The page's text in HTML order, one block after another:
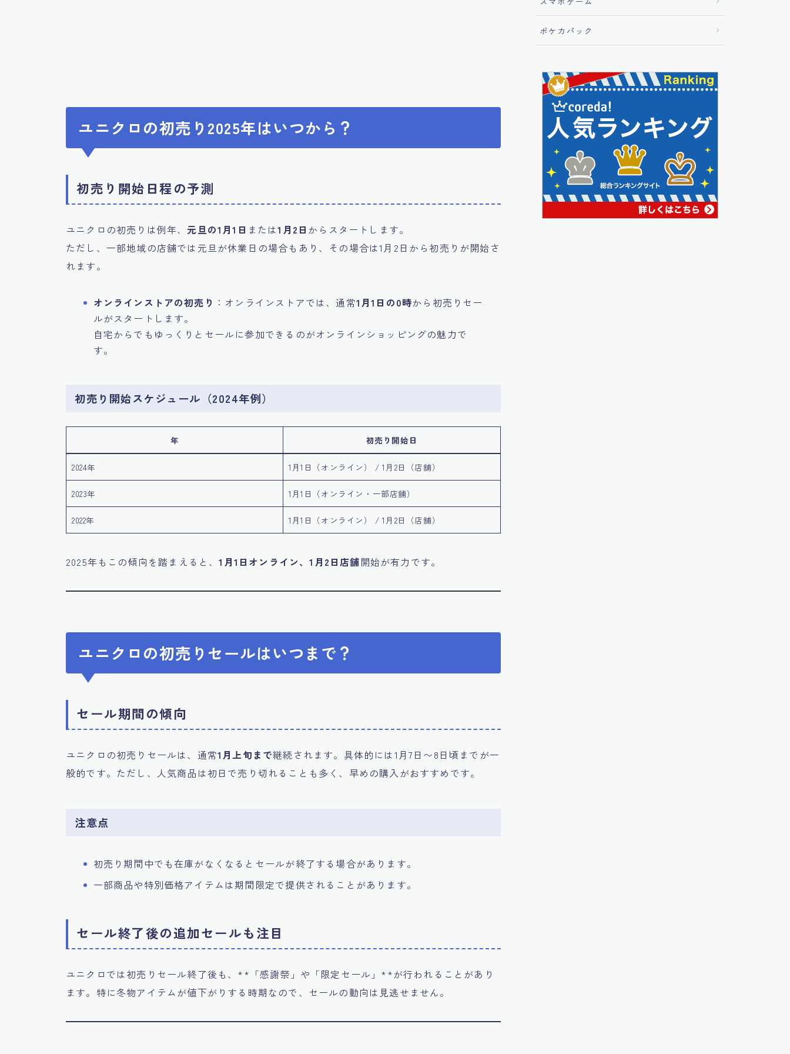
ユニクロの初売り2025年はいつから？
初売り開始日程の予測
ユニクロの初売りは例年、元旦の1月1日 または1月2日 からスタートします。
ただし、一部地域の店舗では元旦が休業日の場合もあり、その場合は1月2日から初売りが開始さ
れます。
オンラインストアの初売り ：オンラインストアでは、通常1月1日の0時から初売りセー
ルがスタートします。
自宅からでもゆっくりとセールに参加できるのがオンラインショッピングの魅力で
す。
初売り開始スケジュール（2024年例）
年 初売り開始日
2024年 1月1日（オンライン） / 1月2日（店舗）
2023年 1月1日（オンライン・一部店舗）
2022年 1月1日（オンライン） / 1月2日（店舗）
2025年もこの傾向を踏まえると、1月1日オンライン、1月2日店舗開始が有力です。
ユニクロの初売りセールはいつまで？
セール期間の傾向
ユニクロの初売りセールは、通常1月上旬まで継続されます。具体的には1月7日〜8日頃までが一
般的です。ただし、人気商品は初日で売り切れることも多く、早めの購入がおすすめです。
注意点
初売り期間中でも在庫がなくなるとセールが終了する場合があります。
一部商品や特別価格アイテムは期間限定で提供されることがあります。
セール終了後の追加セールも注目
ユニクロでは初売りセール終了後も、**「感謝祭」や「限定セール」**が行われることがあり
ます。特に冬物アイテムが値下がりする時期なので、セールの動向は見逃せません。
ポケカパック